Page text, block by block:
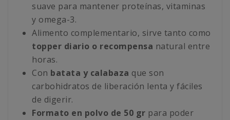
suave para mantener proteínas, vitaminas
y omega-3.
Alimento complementario, sirve tanto como
topper diario o recompensa natural entre
horas.
Con batata y calabaza que son
carbohidratos de liberación lenta y fáciles
de digerir.
Formato en polvo de 50 gr para poder